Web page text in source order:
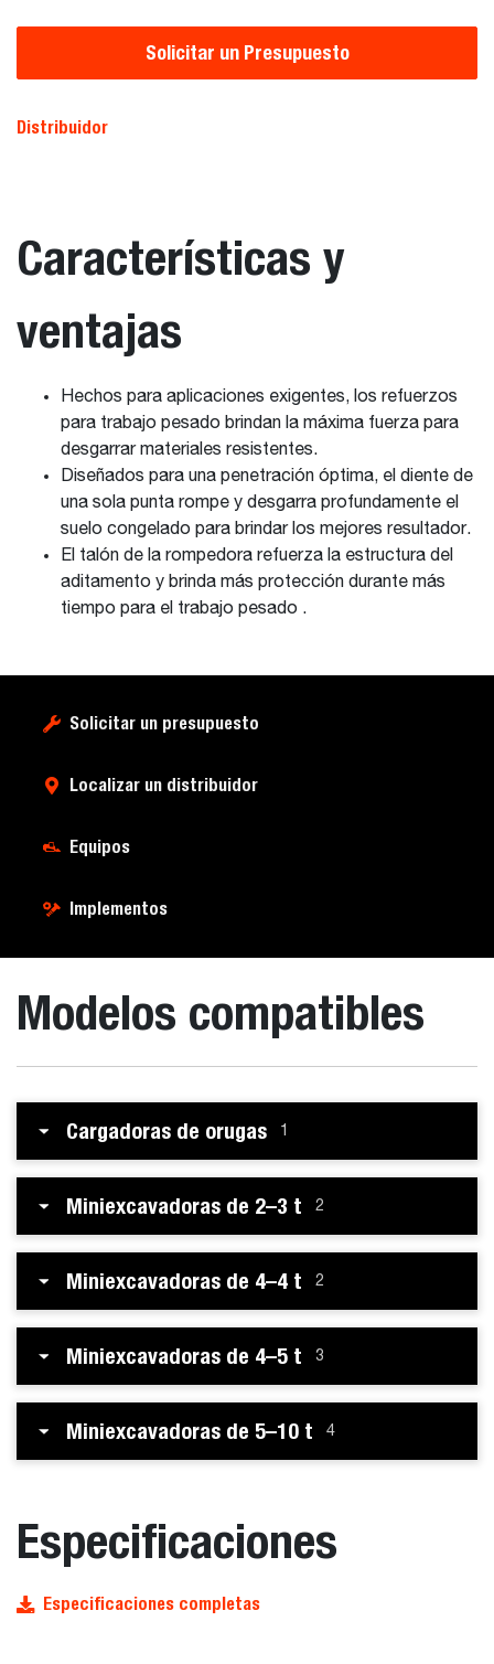
Solicitar un Presupuesto
Distribuidor
Características y
ventajas
Hechos para aplicaciones exigentes, los refuerzos
para trabajo pesado brindan la máxima fuerza para
desgarrar materiales resistentes.
Diseñados para una penetración óptima, el diente de
una sola punta rompe y desgarra profundamente el
suelo congelado para brindar los mejores resultador.
El talón de la rompedora refuerza la estructura del
aditamento y brinda más protección durante más
tiempo para el trabajo pesado .
Solicitar un presupuesto
Localizar un distribuidor
Equipos
Implementos
Modelos compatibles
Cargadoras de orugas 1
Miniexcavadoras de 2–3 t 2
Miniexcavadoras de 4–4 t 2
Miniexcavadoras de 4–5 t 3
Miniexcavadoras de 5–10 t 4
Especificaciones
Especificaciones completas